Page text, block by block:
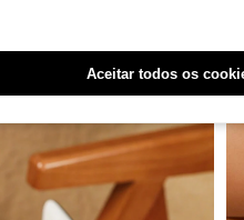
Aceitar todos os